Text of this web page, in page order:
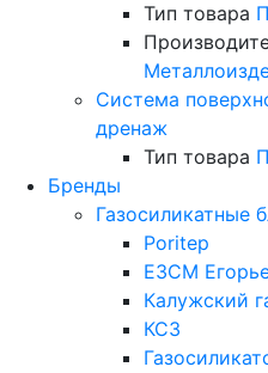
Тип товара
Система
дренаж
Тип товара
Бренды
Газосиликатные
Poritep
ЕЗСМ
Калужский
КСЗ